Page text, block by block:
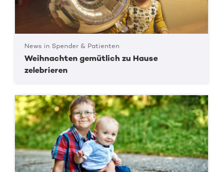
News in Spender & Patienten
Weihnachten gemütlich zu Hause
zelebrieren